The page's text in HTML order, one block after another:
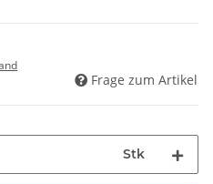
Frage zum Artikel
Stk